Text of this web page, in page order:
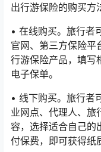
出行游保险的购买方
• 在线购买。旅行者
官网、第三方保险平
行游保险产品，填写
电子保单。
• 线下购买。旅行者
业网点、代理人、旅
容，选择适合自己的
付保费，即可获得纸